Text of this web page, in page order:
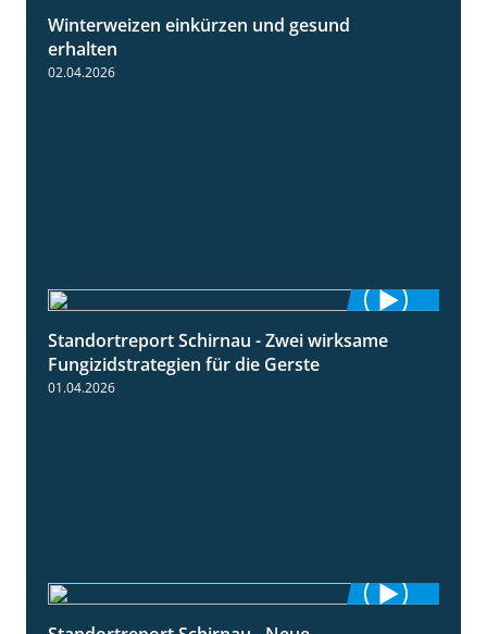
Winterweizen einkürzen und gesund
erhalten
02.04.2026
4:27
Standortreport Schirnau - Zwei wirksame
Fungizidstrategien für die Gerste
01.04.2026